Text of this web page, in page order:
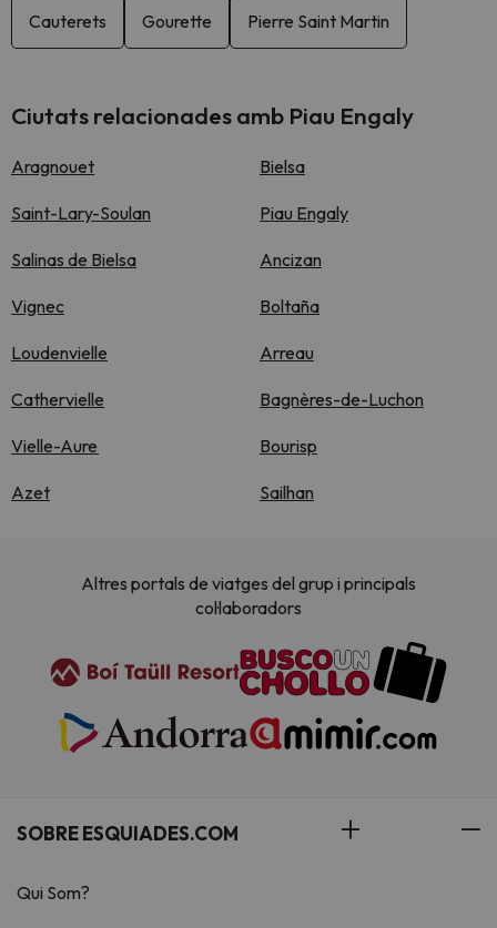
Cauterets Gourette Pierre Saint Martin
Ciutats relacionades amb Piau Engaly
Aragnouet Bielsa
Saint-Lary-Soulan Piau Engaly
Salinas de Bielsa Ancizan
Vignec Boltaña
Loudenvielle Arreau
Cathervielle Bagnères-de-Luchon
Vielle-Aure Bourisp
Azet Sailhan
Altres portals de viatges del grup i principals
col·laboradors
SOBRE ESQUIADES.COM
Qui Som?